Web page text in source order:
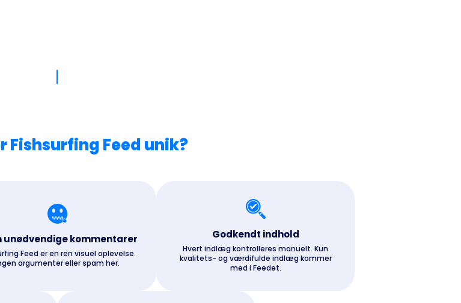
Fishsurfing Feed unik?
unødvendige kommentarer
Feed er en ren visuel oplevelse.
argumenter eller spam her.
Godkendt indhold
Hvert indlæg kontrolleres manuelt. Kun
kvalitets- og værdifulde indlæg kommer
med i Feedet.